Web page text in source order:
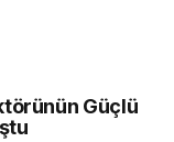
Güçlü